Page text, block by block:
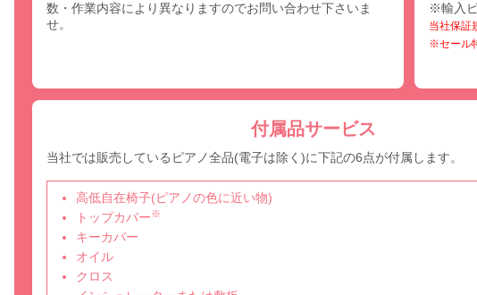
数・作業内容により異なりますのでお問い合わせ下さいま
せ。
※輸入ピ
当社保証
※セール
付属品サービス
当社では販売しているピアノ全品(電子は除く)に下記の6点が付属します。
高低自在椅子(ピアノの色に近い物)
トップカバー※
キーカバー
オイル
クロス